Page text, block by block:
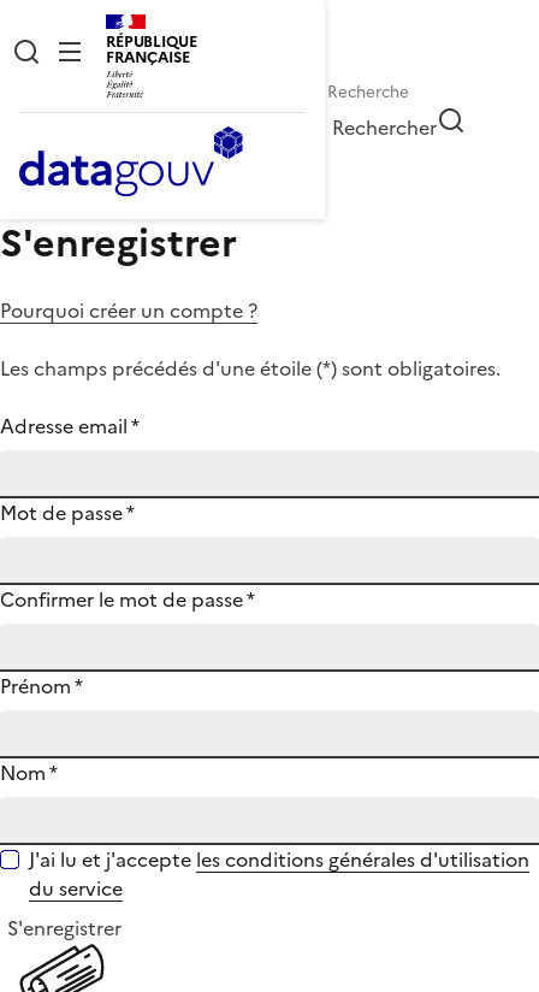
RÉPUBLIQUE
FRANÇAISE
Rechercher
S'enregistrer
Pourquoi créer un compte ?
Les champs précédés d'une étoile (*) sont obligatoires.
Adresse email*
Mot de passe*
Confirmer le mot de passe*
Prénom*
Nom*
J'ai lu et j'accepte les conditions générales d'utilisation
du service
S'enregistrer